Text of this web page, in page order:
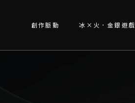
創作脈動 冰×火．金銀遊戲